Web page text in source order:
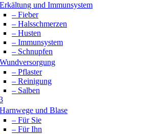
Erkältung und Immunsystem
– Fieber
– Halsschmerzen
– Husten
– Immunsystem
– Schnupfen
Wundversorgung
– Pflaster
– Reinigung
– Salben
Harnwege und Blase
– Für Sie
– Für Ihn